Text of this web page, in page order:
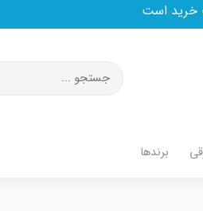
است
برندها